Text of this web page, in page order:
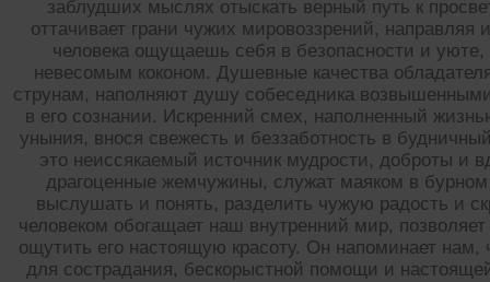
заблудших мыслях отыскать верный путь к
оттачивает грани чужих мировоззрений,
человека ощущаешь себя в безопасности и уюте,
невесомым коконом. Душевные качества
струнам, наполняют душу собеседника
в его сознании. Искренний смех, наполненный
уныния, внося свежесть и беззаботность в
это неиссякаемый источник мудрости, доброты и
драгоценные жемчужины, служат маяком в
выслушать и понять, разделить чужую радость и
человеком обогащает наш внутренний мир,
ощутить его настоящую красоту. Он напоминает нам,
для сострадания, бескорыстной помощи и